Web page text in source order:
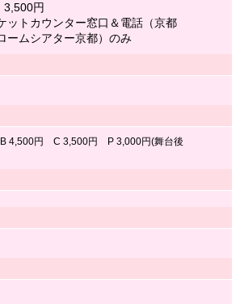
3,500円
ットカウンター窓口＆電話（京都
ームシアター京都）のみ
4,500円 C 3,500円 P 3,000円(舞台後